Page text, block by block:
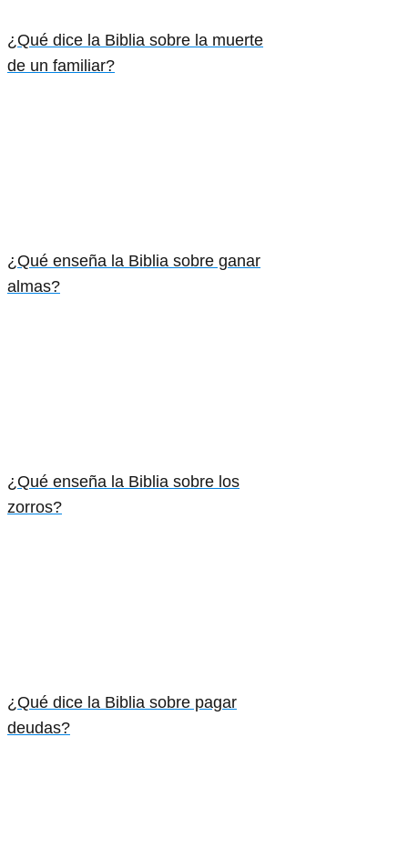
¿Qué dice la Biblia sobre la muerte
de un familiar?
¿Qué enseña la Biblia sobre ganar
almas?
¿Qué enseña la Biblia sobre los
zorros?
¿Qué dice la Biblia sobre pagar
deudas?